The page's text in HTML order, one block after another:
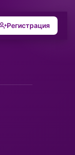
Регистрация